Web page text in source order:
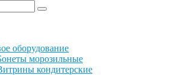
оборудование
морозильные
кондитерские